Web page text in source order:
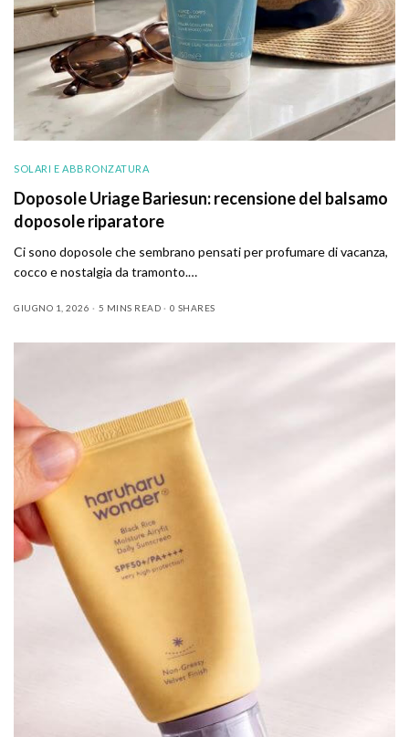
SOLARI E ABBRONZATURA
Doposole Uriage Bariesun: recensione del balsamo
doposole riparatore
Ci sono doposole che sembrano pensati per profumare di vacanza,
cocco e nostalgia da tramonto.…
GIUGNO 1, 2026 5 MINS READ 0 SHARES